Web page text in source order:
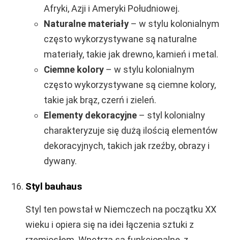
Afryki, Azji i Ameryki Południowej.
Naturalne materiały – w stylu kolonialnym
często wykorzystywane są naturalne
materiały, takie jak drewno, kamień i metal.
Ciemne kolory – w stylu kolonialnym
często wykorzystywane są ciemne kolory,
takie jak brąz, czerń i zieleń.
Elementy dekoracyjne – styl kolonialny
charakteryzuje się dużą ilością elementów
dekoracyjnych, takich jak rzeźby, obrazy i
dywany.
Styl bauhaus
Styl ten powstał w Niemczech na początku XX
wieku i opiera się na idei łączenia sztuki z